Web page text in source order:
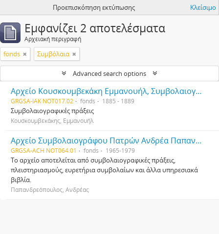
Προεπισκόπηση εκτύπωσης Κλείσιμο
Εμφανίζει 2 αποτελέσματα
Αρχειακή περιγραφή
fonds Συμβόλαια
Advanced search options
Αρχείο Κουσκουμβεκάκη Εμμανουήλ, Συμβολαιογράφου
GRGSA-IAK NOT017.02 fonds 1885 - 1889
Συμβολαιογραφικές πράξεις
Κουσκουμβεκάκης, Εμμανουήλ
Αρχείο Συμβολαιογράφου Πατρών Ανδρέα Παπανδρεόπουλου
GRGSA-ACH NOT064.01 fonds 1965-1979
Το αρχείο αποτελείται από συμβολαιογραφικές πράξεις,
πλειστηριασμούς, ευρετήρια συμβολαίων και άλλα υπηρεσιακά
βιβλία.
Παπανδρεόπουλος, Ανδρέας